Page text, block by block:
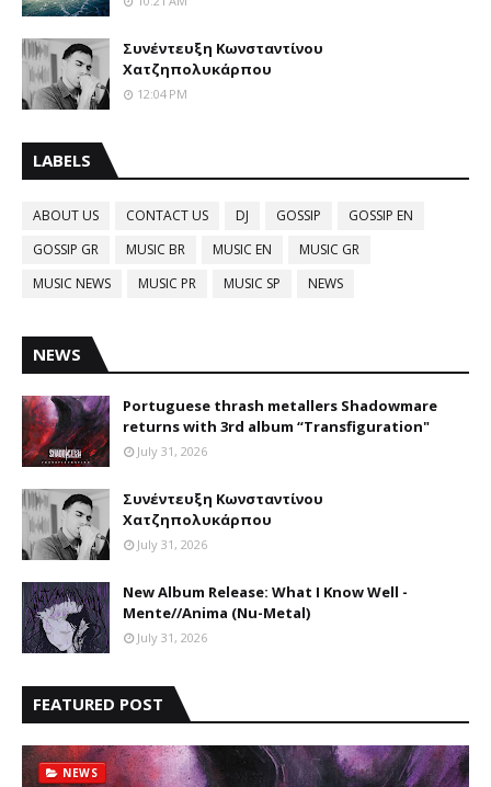
Συνέντευξη Κωνσταντίνου
Χατζηπολυκάρπου
12:04 PM
LABELS
ABOUT US CONTACT US DJ GOSSIP
GOSSIP EN
GOSSIP GR
MUSIC BR MUSIC EN
MUSIC GR
MUSIC NEWS
MUSIC PR MUSIC SP NEWS
NEWS
Portuguese thrash metallers Shadowmare
returns with 3rd album “Transfiguration"
July 31, 2026
Συνέντευξη Κωνσταντίνου
Χατζηπολυκάρπου
July 31, 2026
New Album Release: What I Know Well -
Mente//Anima (Nu-Metal)
July 31, 2026
FEATURED POST
NEWS